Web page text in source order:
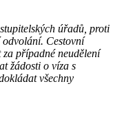
úřadů, proti
Cestovní
za případné neudělení
žádosti o víza s
všechny